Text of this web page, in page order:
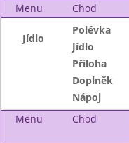
Menu
Chod
Jídlo
Polévka
Jídlo
Příloha
Doplněk
Nápoj
Menu
Chod